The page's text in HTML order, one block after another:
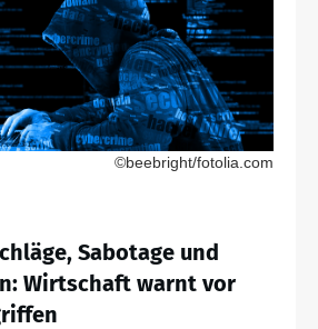
©beebright/fotolia.com
Sabotage und
Wirtschaft warnt vor